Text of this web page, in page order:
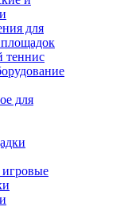
для
площадок
теннис
для
игровые